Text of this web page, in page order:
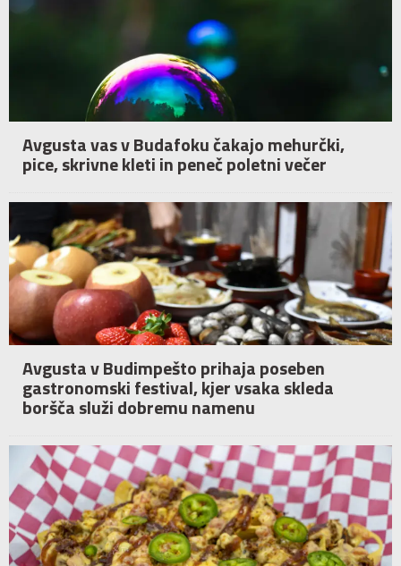
Avgusta vas v Budafoku čakajo mehurčki,
pice, skrivne kleti in peneč poletni večer
Avgusta v Budimpešto prihaja poseben
gastronomski festival, kjer vsaka skleda
boršča služi dobremu namenu